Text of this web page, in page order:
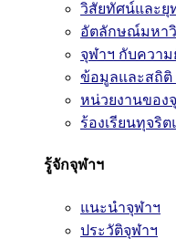
วิสัยทัศน์และยุ
อัตลักษณ์มหา
จุฬาฯ กับความ
ข้อมูลและสถิติ
หน่วยงานของ
ร้องเรียนทุจริ
รู้จักจุฬาฯ
แนะนำจุฬาฯ
ประวัติจุฬาฯ